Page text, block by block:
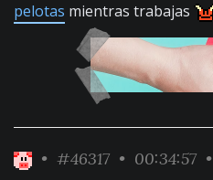
pelotas mientras trabajas
• #46317 • 00:34:57 •